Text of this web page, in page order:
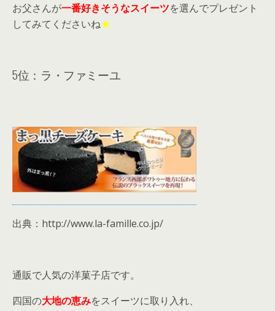
お父さんが一番好きそうなスイーツを選んでプレゼント
してみてくださいね★
5位：ラ・ファミーユ
出典：http://www.la-famille.co.jp/
通販で人気の洋菓子店です。
四国の大地の恵みをスイーツに取り入れ、